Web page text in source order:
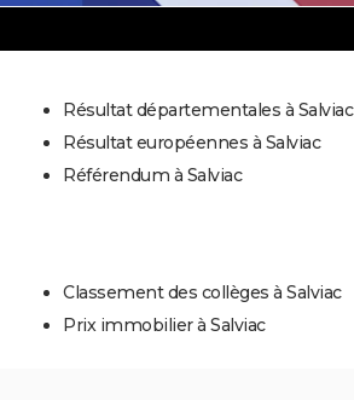
Résultat départementales à Salviac
Résultat européennes à Salviac
Référendum à Salviac
Classement des collèges à Salviac
Prix immobilier à Salviac